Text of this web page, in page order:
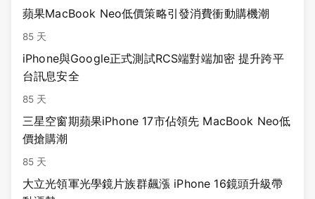
蘋果MacBook Neo低價策略引發消費衝動購機潮
85 天
iPhone與Google正式測試RCS端對端加密 提升跨平
台訊息安全
85 天
三星空窗期蘋果iPhone 17市佔領先 MacBook Neo低
價搶購潮
85 天
大立光領軍光學鏡片族群飆漲 iPhone 16鏡頭升級帶